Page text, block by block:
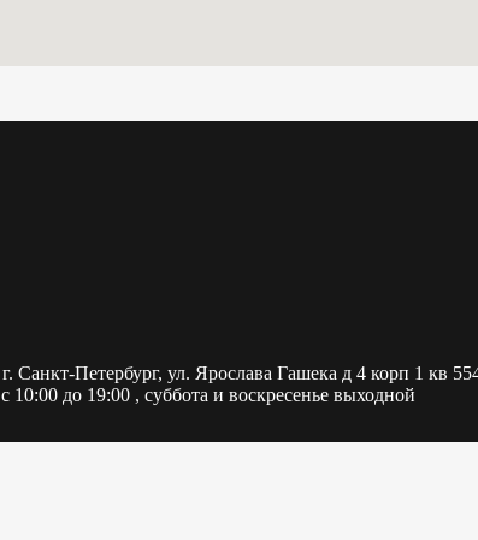
г. Санкт-Петербург, ул. Ярослава Гашека д 4 корп 1 кв
с 10:00 до 19:00 , суббота и воскресенье выходной